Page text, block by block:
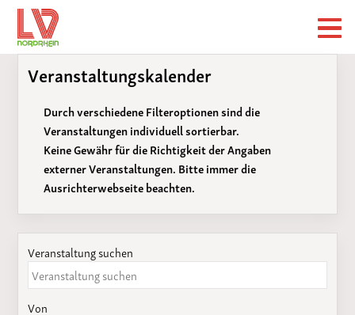
Veranstaltungskalender
Durch verschiedene Filteroptionen sind die
Veranstaltungen individuell sortierbar.
Keine Gewähr für die Richtigkeit der Angaben
externer Veranstaltungen. Bitte immer die
Ausrichterwebseite beachten.
Veranstaltung suchen
Von